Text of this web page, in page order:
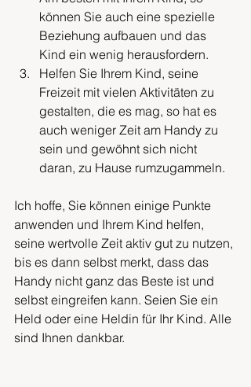
können Sie auch eine spezielle
Beziehung aufbauen und das
Kind ein wenig herausfordern.
Helfen Sie Ihrem Kind, seine
Freizeit mit vielen Aktivitäten zu
gestalten, die es mag, so hat es
auch weniger Zeit am Handy zu
sein und gewöhnt sich nicht
daran, zu Hause rumzugammeln.
Ich hoffe, Sie können einige Punkte
anwenden und Ihrem Kind helfen,
seine wertvolle Zeit aktiv gut zu nutzen,
bis es dann selbst merkt, dass das
Handy nicht ganz das Beste ist und
selbst eingreifen kann. Seien Sie ein
Held oder eine Heldin für Ihr Kind. Alle
sind Ihnen dankbar.